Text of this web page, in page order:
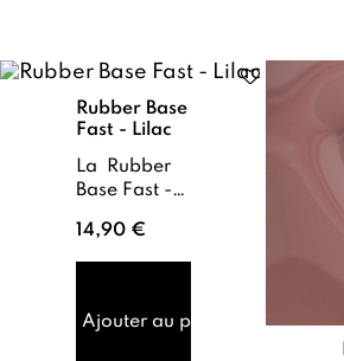
Rubber Base
Fast - Lilac
La Rubber
Base Fast -
une base de
renfort dont
accompagne
les
14,90 €
Ajouter au panier